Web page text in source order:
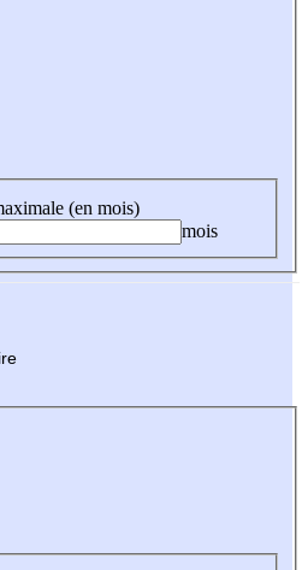
(en mois)
mois